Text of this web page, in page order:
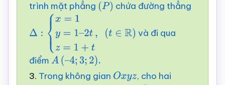
trình mặt phẳng (P) chứa đường thẳng
Δ: x = 1y =1 –2tz=1 t,( t∈R) và đi qua
điểm A( –4;3;2 ).
3. Trong không gian Oxyz, cho hai